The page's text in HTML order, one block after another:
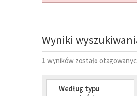
Wyniki
1 wyników zostało
Według typu